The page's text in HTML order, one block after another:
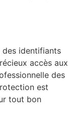
des identifiants
accès aux
des
est
tout bon